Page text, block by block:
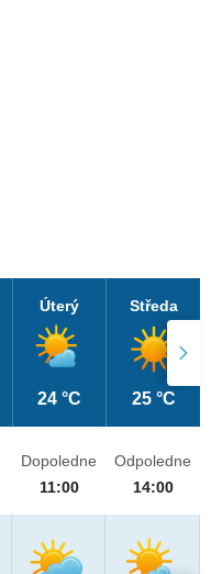
Úterý
24 °C
Středa
25 °C
Dopoledne
11:00
Odpoledne
14:00